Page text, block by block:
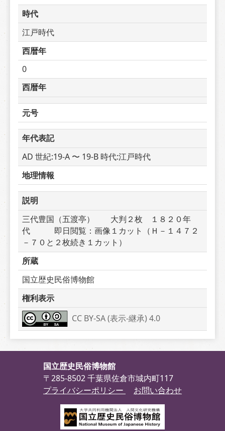
時代
江戸時代
西暦年
0
西暦年
元号
年代表記
AD 世紀:19-A 〜 19-B 時代:江戸時代
地理情報
説明
三代豊国（五渡亭）　　大判２枚　１８２０年
代　　　即日閲覧：画像１カット（Ｈ－１４７２
－７０と２枚続き１カット）
所蔵
国立歴史民俗博物館
権利表示
CC BY-SA (表示-継承) 4.0
国立歴史民俗博物館
〒285-8502 千葉県佐倉市城内町117
プライバシーポリシー
お問い合わせ